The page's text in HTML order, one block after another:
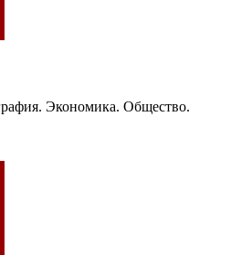
Экономика. Общество.